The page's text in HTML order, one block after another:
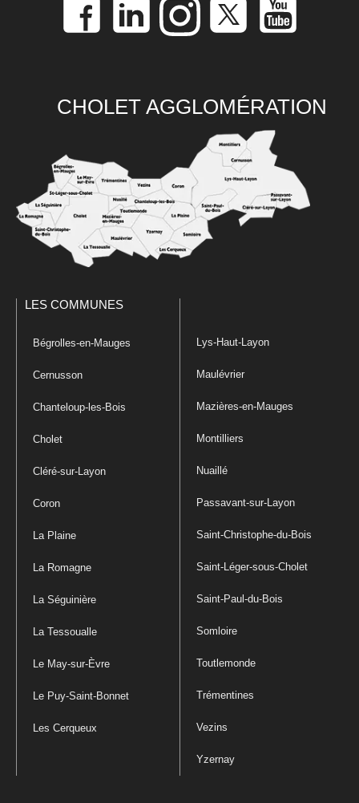
CHOLET AGGLOMÉRATION
LES COMMUNES
Bégrolles-en-Mauges
Cernusson
Chanteloup-les-Bois
Cholet
Cléré-sur-Layon
Coron
La Plaine
La Romagne
La Séguinière
La Tessoualle
Le May-sur-Èvre
Le Puy-Saint-Bonnet
Les Cerqueux
Lys-Haut-Layon
Maulévrier
Mazières-en-Mauges
Montilliers
Nuaillé
Passavant-sur-Layon
Saint-Christophe-du-Bois
Saint-Léger-sous-Cholet
Saint-Paul-du-Bois
Somloire
Toutlemonde
Trémentines
Vezins
Yzernay